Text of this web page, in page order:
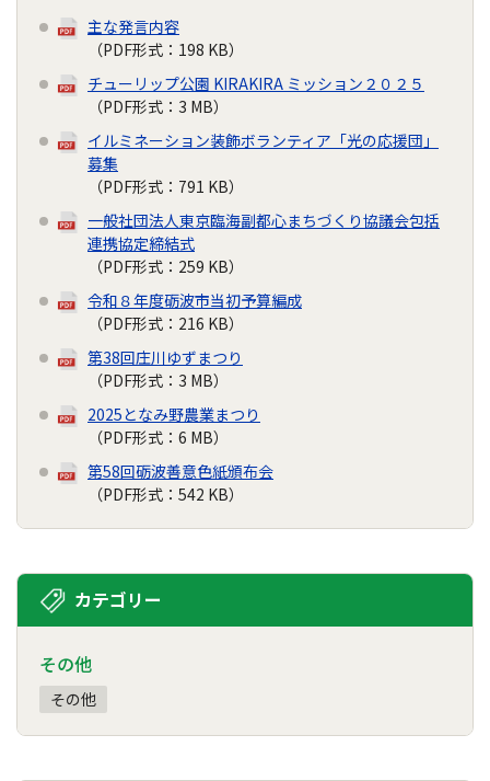
主な発言内容
（PDF形式：198 KB）
チューリップ公園 KIRAKIRA ミッション２０２５
（PDF形式：3 MB）
イルミネーション装飾ボランティア「光の応援団」
募集
（PDF形式：791 KB）
一般社団法人東京臨海副都心まちづくり協議会包括
連携協定締結式
（PDF形式：259 KB）
令和８年度砺波市当初予算編成
（PDF形式：216 KB）
第38回庄川ゆずまつり
（PDF形式：3 MB）
2025となみ野農業まつり
（PDF形式：6 MB）
第58回砺波善意色紙頒布会
（PDF形式：542 KB）
カテゴリー
その他
その他